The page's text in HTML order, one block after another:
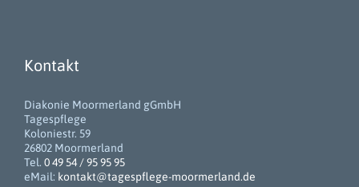
Kontakt
Diakonie Moormerland gGmbH
Tagespflege
Koloniestr. 59
26802 Moormerland
Tel. 0 49 54 / 95 95 95
eMail: kontakt@tagespflege-moormerland.de